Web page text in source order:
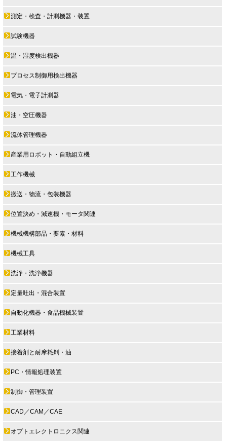
測定・検査・計測機器・装置
試験機器
温・湿度検出機器
プロセス制御用検出機器
電気・電子計測器
油・空圧機器
流体管理機器
産業用ロボット・自動組立機
工作機械
搬送・物流・包装機器
位置決め・減速機・モータ関連
機械機構部品・要素・材料
機械工具
洗浄・洗浄機器
定量吐出・混合装置
自動化機器・食品機械装置
工業材料
接着剤と耐摩耗剤・油
PC・情報処理装置
制御・管理装置
CAD／CAM／CAE
オプトエレクトロニクス関連